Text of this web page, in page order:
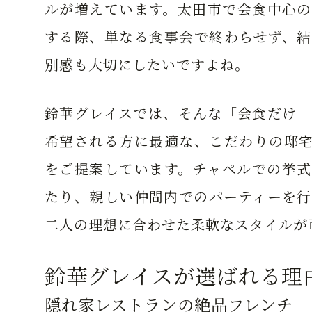
ルが増えています。太田市で会食中心
する際、単なる食事会で終わらせず、
別感も大切にしたいですよね。
鈴華グレイスでは、そんな「会食だけ
希望される方に最適な、こだわりの邸
をご提案しています。チャペルでの挙
たり、親しい仲間内でのパーティーを
二人の理想に合わせた柔軟なスタイル
鈴華グレイスが選ばれる理
隠れ家レストランの絶品フレンチ